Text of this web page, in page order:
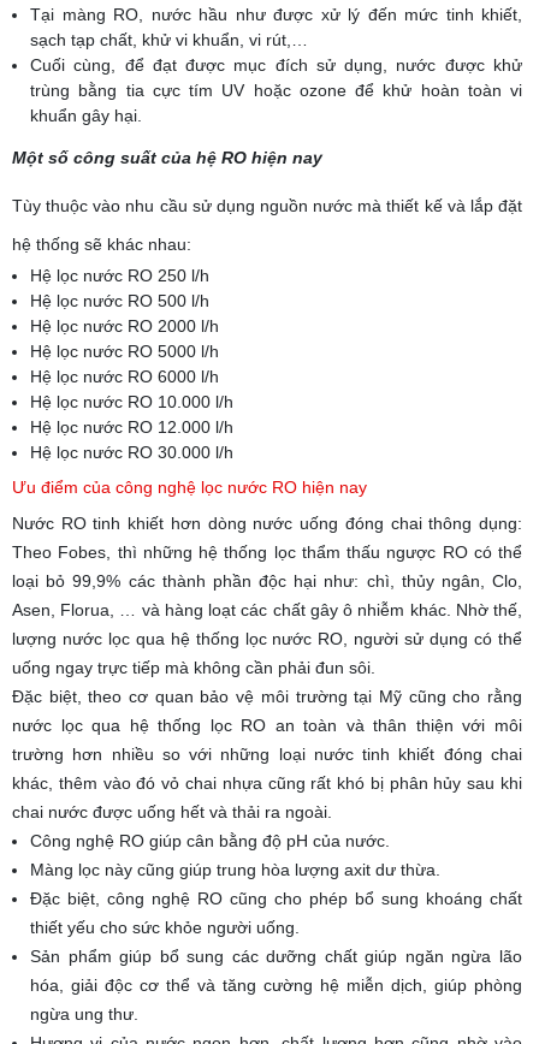
Tại màng RO, nước hầu như được xử lý đến mức tinh khiết,
sạch tạp chất, khử vi khuẩn, vi rút,…
Cuối cùng, để đạt được mục đích sử dụng, nước được khử
trùng bằng tia cực tím UV hoặc ozone để khử hoàn toàn vi
khuẩn gây hại.
Một số công suất của hệ RO hiện nay
Tùy thuộc vào nhu cầu sử dụng nguồn nước mà thiết kế và lắp đặt
hệ thống sẽ khác nhau:
Hệ lọc nước RO 250 l/h
Hệ lọc nước RO 500 l/h
Hệ lọc nước RO 2000 l/h
Hệ lọc nước RO 5000 l/h
Hệ lọc nước RO 6000 l/h
Hệ lọc nước RO 10.000 l/h
Hệ lọc nước RO 12.000 l/h
Hệ lọc nước RO 30.000 l/h
Ưu điểm của công nghệ lọc nước RO hiện nay
Nước RO tinh khiết hơn dòng nước uống đóng chai thông dụng:
Theo Fobes, thì những hệ thống lọc thẩm thấu ngược RO có thể
loại bỏ 99,9% các thành phần độc hại như: chì, thủy ngân, Clo,
Asen, Florua, … và hàng loạt các chất gây ô nhiễm khác. Nhờ thế,
lượng nước lọc qua hệ thống lọc nước RO, người sử dụng có thể
uống ngay trực tiếp mà không cần phải đun sôi.
Đặc biệt, theo cơ quan bảo vệ môi trường tại Mỹ cũng cho rằng
nước lọc qua hệ thống lọc RO an toàn và thân thiện với môi
trường hơn nhiều so với những loại nước tinh khiết đóng chai
khác, thêm vào đó vỏ chai nhựa cũng rất khó bị phân hủy sau khi
chai nước được uống hết và thải ra ngoài.
Công nghệ RO giúp cân bằng độ pH của nước.
Màng lọc này cũng giúp trung hòa lượng axit dư thừa.
Đặc biệt, công nghệ RO cũng cho phép bổ sung khoáng chất
thiết yếu cho sức khỏe người uống.
Sản phẩm giúp bổ sung các dưỡng chất giúp ngăn ngừa lão
hóa, giải độc cơ thể và tăng cường hệ miễn dịch, giúp phòng
ngừa ung thư.